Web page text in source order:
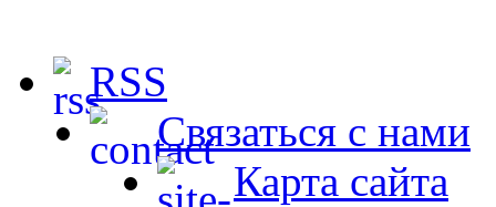
RSS
Связаться с нами
Карта сайта